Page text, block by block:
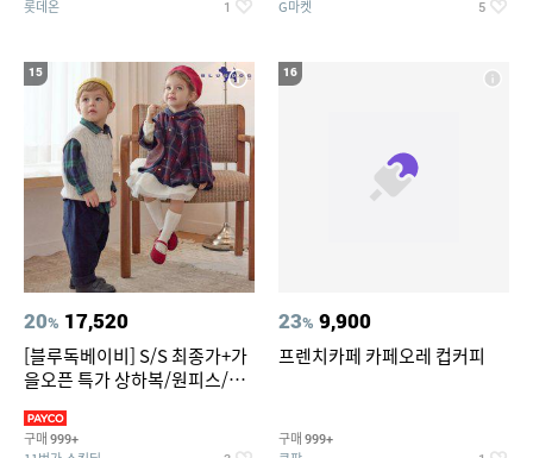
롯데온 1 G마켓 5
15
20% 17,520
[블루독베이비] S/S 최종가+가
을오픈 특가 상하복/원피스/내
구매 999+
16
23% 9,900
프렌치카페 카페오레 컵커피
구매 999+